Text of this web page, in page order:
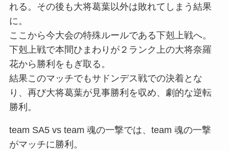
れる。その後も大将葛葉以外は敗れてしまう結果
に。
ここから今大会の特殊ルールである下剋上戦へ。
下剋上戦で本間ひまわりが２ランク上の大将奈羅
花から勝利をもぎ取る。
結果このマッチでもサドンデス戦での決着とな
り、再び大将葛葉が見事勝利を収め、劇的な逆転
勝利。
team SA5 vs team 魂の一撃では、team 魂の一撃
がマッチに勝利。